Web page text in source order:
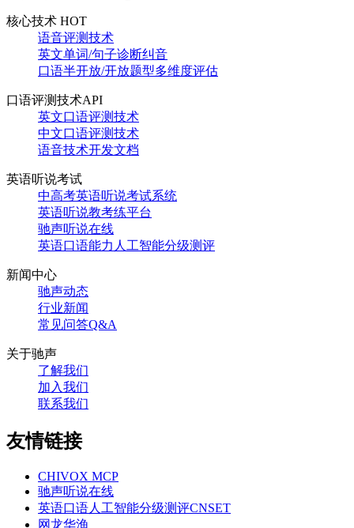
核心技术 HOT
语音评测技术
英文单词/句子诊断纠音
口语半开放/开放题型多维度评估
口语评测技术API
英文口语评测技术
中文口语评测技术
语音技术开发文档
英语听说考试
中高考英语听说考试系统
英语听说教考练平台
驰声听说在线
英语口语能力人工智能分级测评
新闻中心
驰声动态
行业新闻
常见问答Q&A
关于驰声
了解我们
加入我们
联系我们
友情链接
CHIVOX MCP
驰声听说在线
英语口语人工智能分级测评CNSET
网龙华渔